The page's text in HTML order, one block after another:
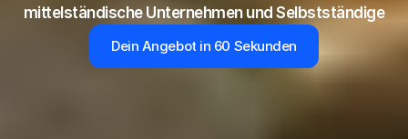
mittelständische Unternehmen und Selbstständige
Dein Angebot in 60 Sekunden